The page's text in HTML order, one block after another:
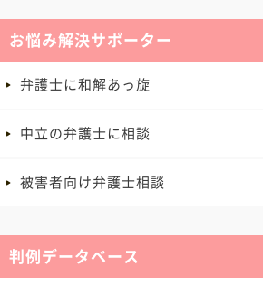
お悩み解決サポーター
弁護士に和解あっ旋
中立の弁護士に相談
被害者向け弁護士相談
判例データベース